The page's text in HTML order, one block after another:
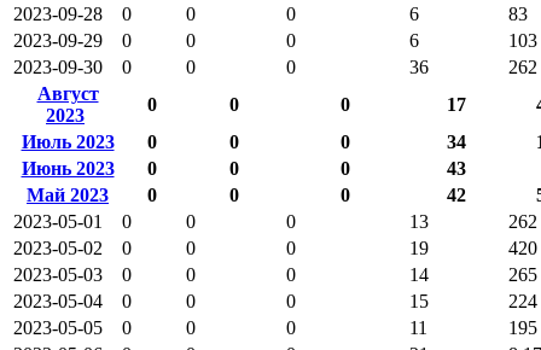
2023-09-28
0 0 0 6
83
2023-09-29
0 0 0 6
103
2023-09-30
0 0 0 36
262
Август
2023
0 0 0 17
Июль 2023
0 0 0 34
Июнь 2023
0 0 0 43
Май 2023
0 0 0 42
2023-05-01
0 0 0 13
262
2023-05-02
0 0 0 19
420
2023-05-03
0 0 0 14
265
2023-05-04
0 0 0 15
224
2023-05-05
0 0 0 11
195